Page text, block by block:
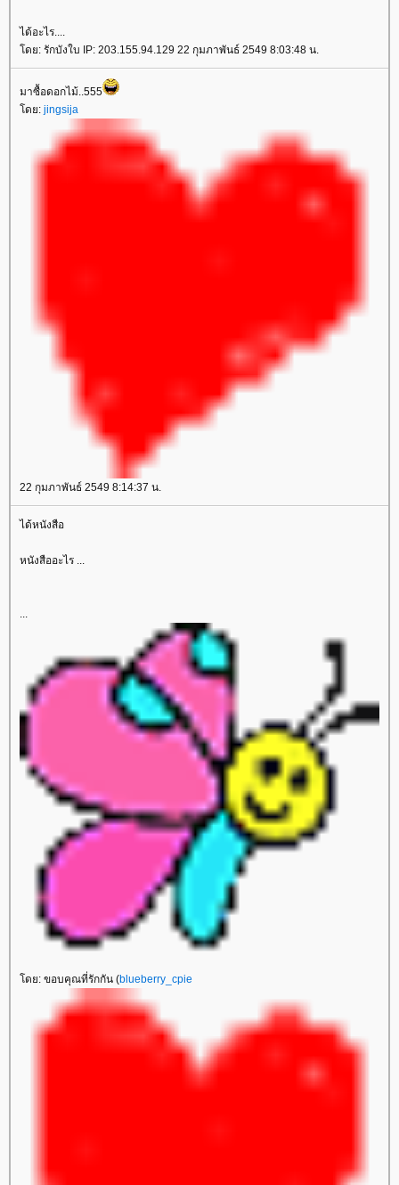
ได้อะไร....
ดย: รักบังใบ IP: 203.155.94.129 22 กุมภาพันธ์ 2549 8:03:48 น.
มาซื้อดอกไม้..555
ดย: jingsija
22 กุมภาพันธ์ 2549 8:14:37 น.
ได้หนังสือ
หนังสืออะไร ...
ดย: ขอบคุณที่รักกัน (blueberry_cpie